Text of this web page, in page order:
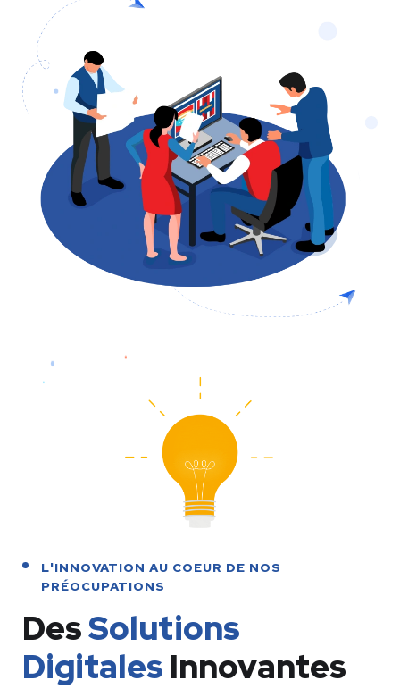
L'INNOVATION AU COEUR DE NOS
PRÉOCUPATIONS
DesSolutions
Digitales Innovantes